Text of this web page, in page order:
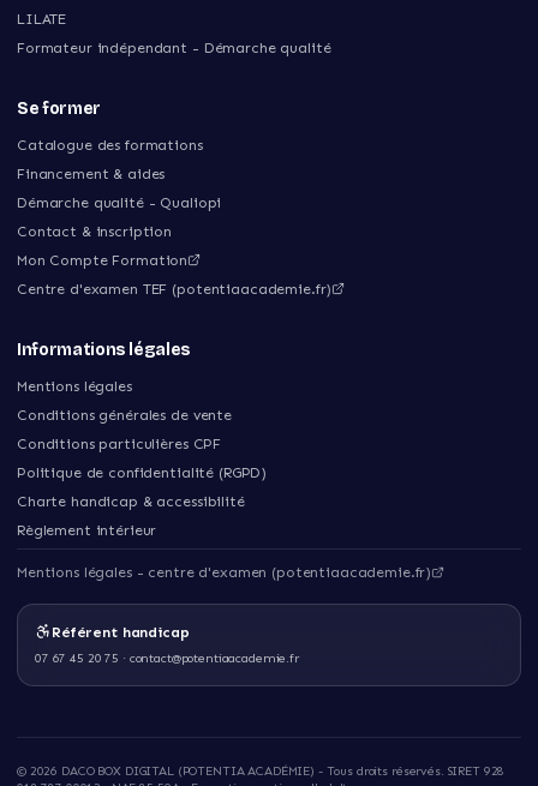
LILATE
Formateur indépendant - Démarche qualité
Se former
Catalogue des formations
Financement & aides
Démarche qualité - Qualiopi
Contact & inscription
Mon Compte Formation
Centre d'examen TEF (potentiaacademie.fr)
Informations légales
Mentions légales
Conditions générales de vente
Conditions particulières CPF
Politique de confidentialité (RGPD)
Charte handicap & accessibilité
Règlement intérieur
Mentions légales - centre d'examen (potentiaacademie.fr)
Référent handicap
07 67 45 20 75 · contact@potentiaacademie.fr
© 2026 DACO BOX DIGITAL (POTENTIA ACADÉMIE) - Tous droits réservés. SIRET 928